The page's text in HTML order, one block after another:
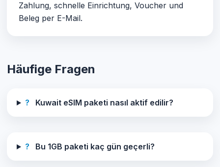
Zahlung, schnelle Einrichtung, Voucher und
Beleg per E-Mail.
Häufige Fragen
? Kuwait eSIM paketi nasıl aktif edilir?
? Bu 1GB paketi kaç gün geçerli?